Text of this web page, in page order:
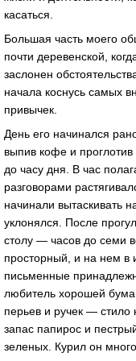
касаться.
Большая часть моего
почти деревенской,
заслонен
начала коснусь самых
привычек.
День его начинался
выпив кофе и
до часу дня. В час
разговорами
начинали вытаскивать
уклонялся. После
столу — часов до семи
просторный, и на нем в
письменные
любитель хорошей
перьев и ручек — стило
запас папирос и
зеленых. Курил он много.